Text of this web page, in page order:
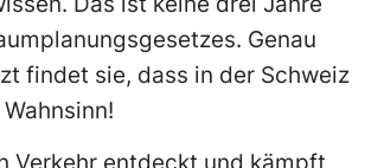
Genau
findet sie, dass in der Schweiz